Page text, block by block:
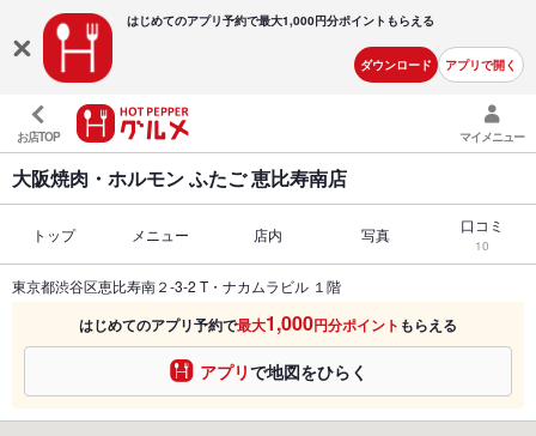
はじめてのアプリ予約で最大1,000円分ポイントもらえる
ダウンロード アプリで開く
お店TOP マイメニュー
大阪焼肉・ホルモン ふたご 恵比寿南店
トップ メニュー 店内 写真 口コミ
10
東京都渋谷区恵比寿南２-3-2 T・ナカムラビル １階
はじめてのアプリ予約で最大1,000円分ポイント もらえる
アプリで地図をひらく